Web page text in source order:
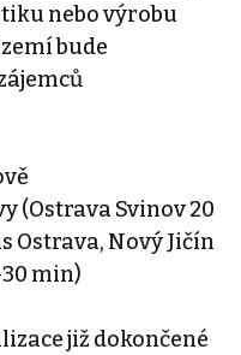
nebo výrobu
bude
(Ostrava Svinov 20
Ostrava, Nový Jičín
min)
již dokončené